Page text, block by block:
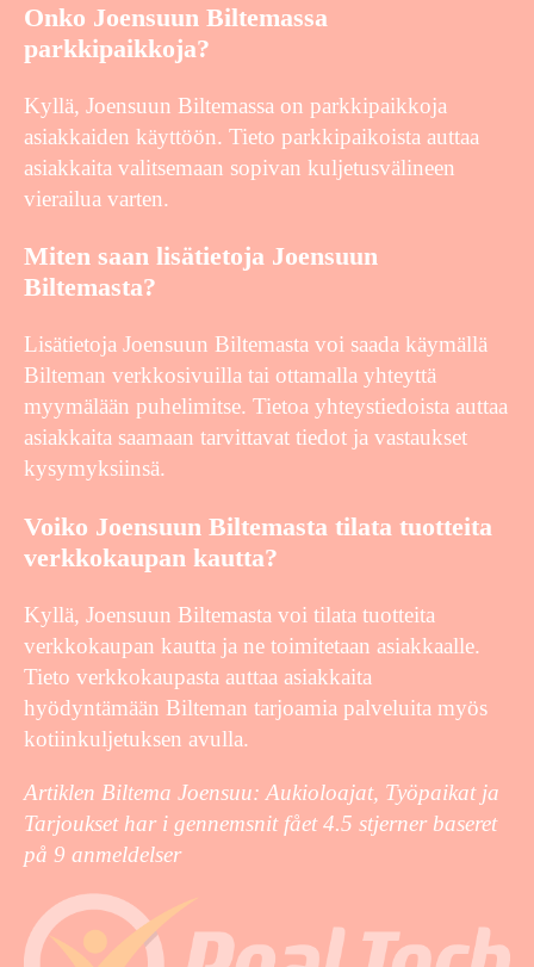
Onko Joensuun Biltemassa
parkkipaikkoja?
Kyllä, Joensuun Biltemassa on parkkipaikkoja
asiakkaiden käyttöön. Tieto parkkipaikoista auttaa
asiakkaita valitsemaan sopivan kuljetusvälineen
vierailua varten.
Miten saan lisätietoja Joensuun
Biltemasta?
Lisätietoja Joensuun Biltemasta voi saada käymällä
Bilteman verkkosivuilla tai ottamalla yhteyttä
myymälään puhelimitse. Tietoa yhteystiedoista auttaa
asiakkaita saamaan tarvittavat tiedot ja vastaukset
kysymyksiinsä.
Voiko Joensuun Biltemasta tilata tuotteita
verkkokaupan kautta?
Kyllä, Joensuun Biltemasta voi tilata tuotteita
verkkokaupan kautta ja ne toimitetaan asiakkaalle.
Tieto verkkokaupasta auttaa asiakkaita
hyödyntämään Bilteman tarjoamia palveluita myös
kotiinkuljetuksen avulla.
Artiklen Biltema Joensuu: Aukioloajat, Työpaikat ja
Tarjoukset har i gennemsnit fået4.5 stjerner baseret
på 9 anmeldelser